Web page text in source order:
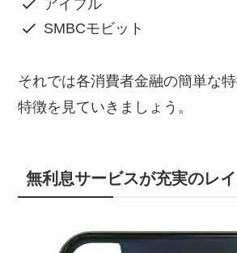
アイフル
SMBCモビット
それでは各消費者金融の簡単な
特徴を見ていきましょう。
無利息サービスが充実のレ